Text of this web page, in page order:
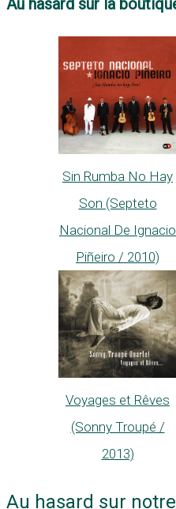
Au hasard sur la
Sin Rumba No Hay
Son (Septeto
Nacional De Ignacio
Piñeiro / 2010)
Voyages et Rêves
(Sonny Troupé /
2013)
Au hasard sur